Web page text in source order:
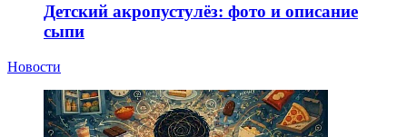
Детский акропустулёз: фото и описание
сыпи
Новости